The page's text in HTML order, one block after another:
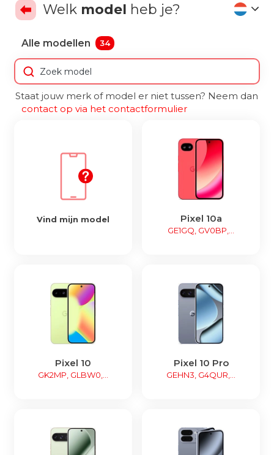
Welk model heb je?
Alle modellen 34
Staat jouw merk of model er niet tussen? Neem dan
contact op via het contactformulier
Vind mijn model Pixel 10a
GE1GQ, GV0BP,...
Pixel 10
GK2MP, GLBW0,...
Pixel 10 Pro
GEHN3, G4QUR,...